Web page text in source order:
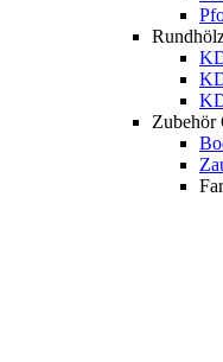
Zubehör